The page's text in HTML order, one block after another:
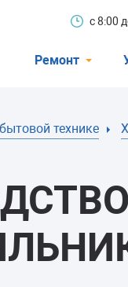
с 8:00
Ремонт
Телевизоры
Варочные
технике